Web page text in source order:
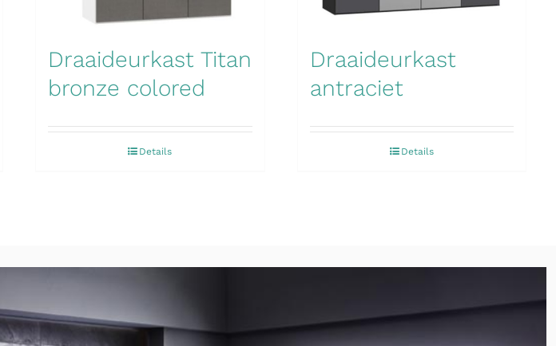
Draaideurkast Titan
bronze colored
Details
Draaideurkast
antraciet
Details